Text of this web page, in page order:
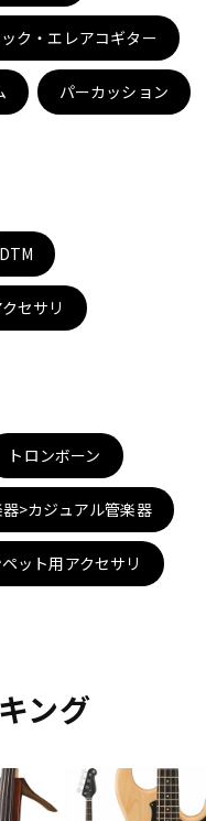
電子ピアノ
楽器アクセサリ
ヴィンテージ
ク・エレアコギター
パーカッション
DTM
セサリ
トロンボーン
>カジュアル管楽器
ット用アクセサリ
ング